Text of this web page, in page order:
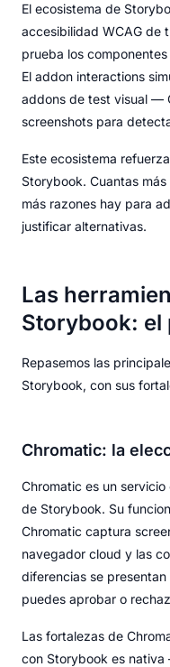
El ecosistema de
accesibilidad WCAG de
prueba los
El addon interactions
addons de test visual —
screenshots para
Este ecosistema
Storybook. Cuantas
más razones hay para
justificar alternativas.
Las
Storybook: el
Repasemos las
Storybook, con sus
Chromatic: la
Chromatic es un
de Storybook. Su
Chromatic captura
navegador cloud y las
diferencias se
puedes aprobar o
Las fortalezas de
con Storybook es